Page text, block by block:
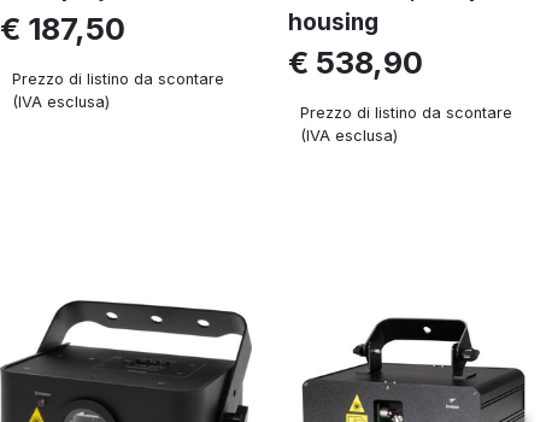
€ 187,50
Prezzo di listino da scontare
(IVA esclusa)
housing
€ 538,90
Prezzo di listino da scontare
(IVA esclusa)